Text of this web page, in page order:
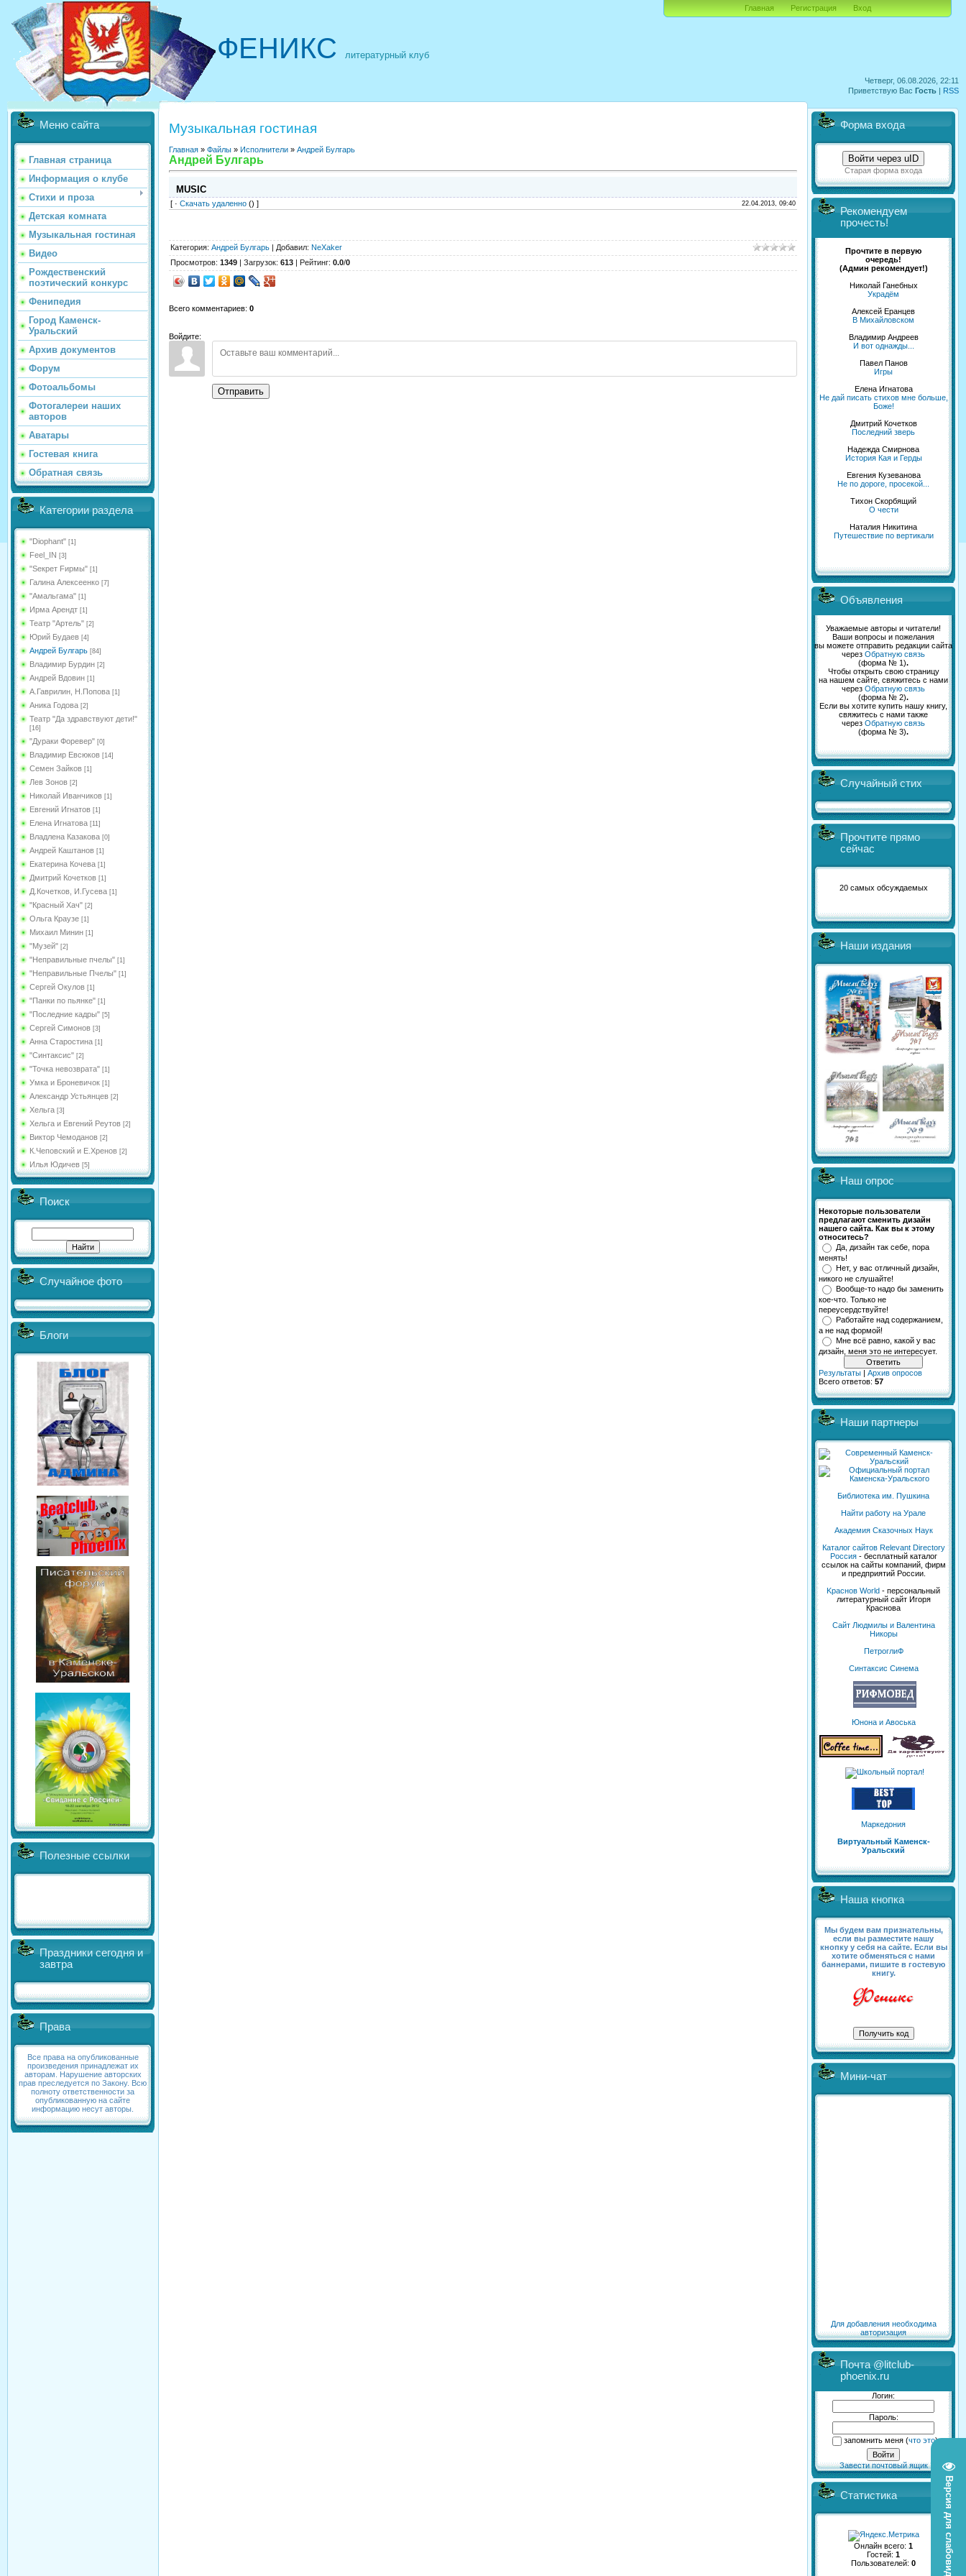
Версия для слабовидящих
Четверг, 06.08.2026, 22:11
Приветствую Вас Гость | RSS
ФЕНИКС литературный клуб
Главная Регистрация Вход
Меню сайта
Главная страница
Информация о клубе
Стихи и проза
Детская комната
Музыкальная гостиная
Видео
Рождественский
поэтический конкурс
Фенипедия
Город Каменск-
Уральский
Архив документов
Форум
Фотоальбомы
Фотогалереи наших
авторов
Аватары
Гостевая книга
Обратная связь
Категории раздела
"Diophant" [1]
Feel_IN [3]
"Sекрет Fирмы" [1]
Галина Алексеенко [7]
"Амальгама" [1]
Ирма Арендт [1]
Театр "Артель" [2]
Юрий Будаев [4]
Андрей Булгарь [84]
Владимир Бурдин [2]
Андрей Вдовин [1]
А.Гаврилин, Н.Попова [1]
Аника Годова [2]
Театр "Да здравствуют дети!"
[16]
"Дураки Форевер" [0]
Владимир Евсюков [14]
Семен Зайков [1]
Лев Зонов [2]
Николай Иванчиков [1]
Евгений Игнатов [1]
Елена Игнатова [11]
Владлена Казакова [0]
Андрей Каштанов [1]
Екатерина Кочева [1]
Дмитрий Кочетков [1]
Д.Кочетков, И.Гусева [1]
"Красный Хач" [2]
Ольга Краузе [1]
Михаил Минин [1]
"Музей" [2]
"Неправильные пчелы" [1]
"Неправильные Пчелы" [1]
Сергей Окулов [1]
"Панки по пьянке" [1]
"Последние кадры" [5]
Сергей Симонов [3]
Анна Старостина [1]
"Синтаксис" [2]
"Точка невозврата" [1]
Умка и Броневичок [1]
Александр Устьянцев [2]
Хельга [3]
Хельга и Евгений Реутов [2]
Виктор Чемоданов [2]
К.Чеповский и Е.Хренов [2]
Илья Юдичев [5]
Поиск
Случайное фото
Блоги
Полезные ссылки
Праздники сегодня и
завтра
Права
Все права на опубликованные
произведения принадлежат их
авторам. Нарушение авторских
прав преследуется по Закону. Всю
полноту ответственности за
опубликованную на сайте
информацию несут авторы.
Музыкальная гостиная
Главная » Файлы » Исполнители » Андрей Булгарь
Андрей Булгарь
MUSIC
[ · Скачать удаленно () ] 22.04.2013, 09:40
Категория: Андрей Булгарь | Добавил: NeXaker
Просмотров: 1349 | Загрузок: 613 | Рейтинг: 0.0/0
Всего комментариев: 0
Войдите:
Отправить
Форма входа
Войти через uID
Старая форма входа
Рекомендуем
прочесть!
Прочтите в первую
очередь!
(Админ рекомендует!)
Николай Ганебных
Украдём
Алексей Еранцев
В Михайловском
Владимир Андреев
И вот однажды...
Павел Панов
Игры
Елена Игнатова
Не дай писать стихов мне больше,
Боже!
Дмитрий Кочетков
Последний зверь
Надежда Смирнова
История Кая и Герды
Евгения Кузеванова
Не по дороге, просекой...
Тихон Скорбящий
О чести
Наталия Никитина
Путешествие по вертикали
Объявления
Уважаемые авторы и читатели!
Ваши вопросы и пожелания
вы можете отправить редакции сайта
через Обратную связь
(форма № 1).
Чтобы открыть свою страницу
на нашем сайте, свяжитесь с нами
через Обратную связь
(форма № 2).
Если вы хотите купить нашу книгу,
свяжитесь с нами также
через Обратную связь
(форма № 3).
Случайный стих
Прочтите прямо
сейчас
20 самых обсуждаемых
Наши издания
Наш опрос
Некоторые пользователи
предлагают сменить дизайн
нашего сайта. Как вы к этому
относитесь?
Да, дизайн так себе, пора
менять!
Нет, у вас отличный дизайн,
никого не слушайте!
Вообще-то надо бы заменить
кое-что. Только не
переусердствуйте!
Работайте над содержанием,
а не над формой!
Мне всё равно, какой у вас
дизайн, меня это не интересует.
Результаты | Архив опросов
Всего ответов: 57
Наши партнеры
Библиотека им. Пушкина
Найти работу на Урале
Академия Сказочных Наук
Каталог сайтов Relevant Directory
Россия- бесплатный каталог
ссылок на сайты компаний, фирм
и предприятий России.
Kраснов World - персональный
литературный сайт Игоря
Краснова
Сайт Людмилы и Валентина
Никоры
ПетроглиФ
Синтаксис Синема
Юнона и Авоська
Маркедония
Виртуальный Каменск-
Уральский
Наша кнопка
Мы будем вам признательны,
если вы разместите нашу
кнопку у себя на сайте. Если вы
хотите обменяться с нами
баннерами, пишите в гостевую
книгу.
Мини-чат
Для добавления необходима
авторизация
Почта @litclub-
phoenix.ru
Логин:
Пароль:
запомнить меня(что это)
Завести почтовый ящик
Статистика
Онлайн всего: 1
Гостей: 1
Пользователей: 0